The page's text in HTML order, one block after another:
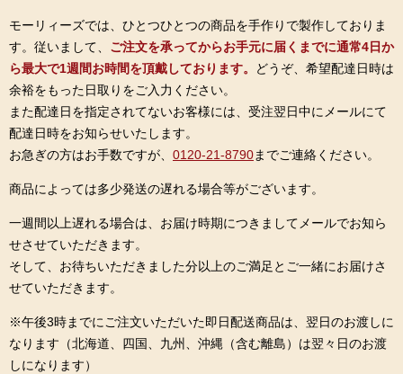
モーリィーズでは、ひとつひとつの商品を手作りで製作しておりま
す。従いまして、 ご注文を承ってからお手元に届くまでに通常4日か
ら最大で1週間お時間を頂戴しております。
どうぞ、希望配達日時は
余裕をもった日取りをご入力ください。
また配達日を指定されてないお客様には、受注翌日中にメールにて
配達日時をお知らせいたします。
お急ぎの方はお手数ですが、 0120-21-8790までご連絡ください。
商品によっては多少発送の遅れる場合等がございます。
一週間以上遅れる場合は、お届け時期につきましてメールでお知ら
せさせていただきます。
そして、お待ちいただきました分以上のご満足とご一緒にお届けさ
せていただきます。
※午後3時までにご注文いただいた即日配送商品は、翌日のお渡しに
なります（北海道、四国、九州、沖縄（含む離島）は翌々日のお渡
しになります）